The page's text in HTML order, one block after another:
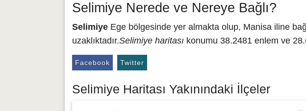
Selimiye Nerede ve Nereye Bağlı?
Selimiye Ege bölgesinde yer almakta olup, Manisa iline
uzaklıktadır.Selimiye haritası konumu 38.2481 enlem ve
Facebook Twitter
Selimiye Haritası Yakınındaki İlçeler